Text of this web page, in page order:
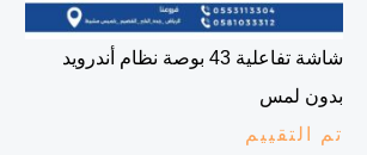
شاشة تفاعلية 43 بوصة نظام أندرويد
بدون لمس
تم التقييم